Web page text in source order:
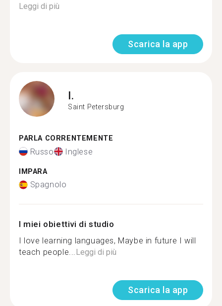
Leggi di più
Scarica la app
I.
Saint Petersburg
PARLA CORRENTEMENTE
Russo Inglese
IMPARA
Spagnolo
I miei obiettivi di studio
I love learning languages, Maybe in future I will
teach people...Leggi di più
Scarica la app